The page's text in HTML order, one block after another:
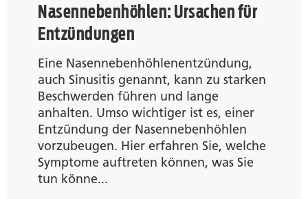
Nasennebenhöhlen: Ursachen für
Entzündungen
Eine Nasennebenhöhlenentzündung,
auch Sinusitis genannt, kann zu starken
Beschwerden führen und lange
anhalten. Umso wichtiger ist es, einer
Entzündung der Nasennebenhöhlen
vorzubeugen. Hier erfahren Sie, welche
Symptome auftreten können, was Sie
tun könne...